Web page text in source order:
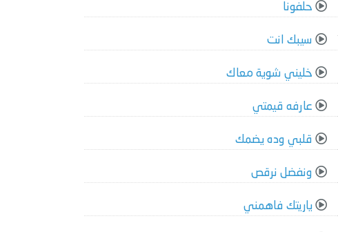
حلفونا
سيبك انت
خليني شوية معاك
عارفه قيمتي
قلبي وده يضمك
ونفضل نرقص
ياريتك فاهمني